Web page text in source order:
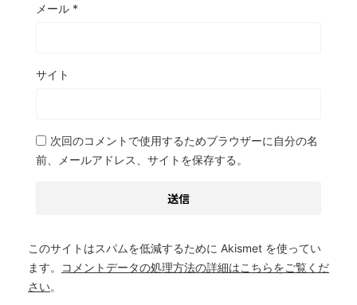
メール *
サイト
次回のコメントで使用するためブラウザーに自分の名
前、メールアドレス、サイトを保存する。
このサイトはスパムを低減するために Akismet を使ってい
ます。
コメントデータの処理方法の詳細はこちらをご覧くだ
さい。